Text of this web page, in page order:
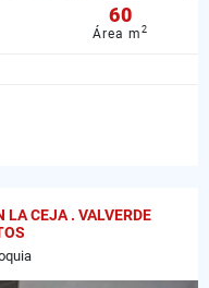
60
Área m2
LA CEJA . VALVERDE